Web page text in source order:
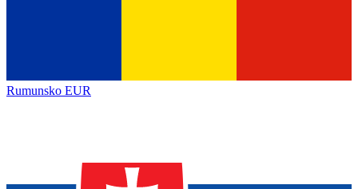
Rumunsko EUR